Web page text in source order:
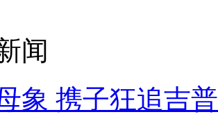
闻
象 携子狂追吉